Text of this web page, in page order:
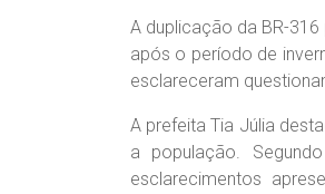
A duplicação da BR-
após o período de
esclareceram
A prefeita Tia Júlia
a população.
esclarecimentos